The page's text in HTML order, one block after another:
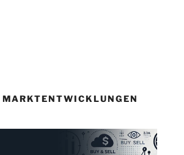
MARKTENTWICKLUNGEN